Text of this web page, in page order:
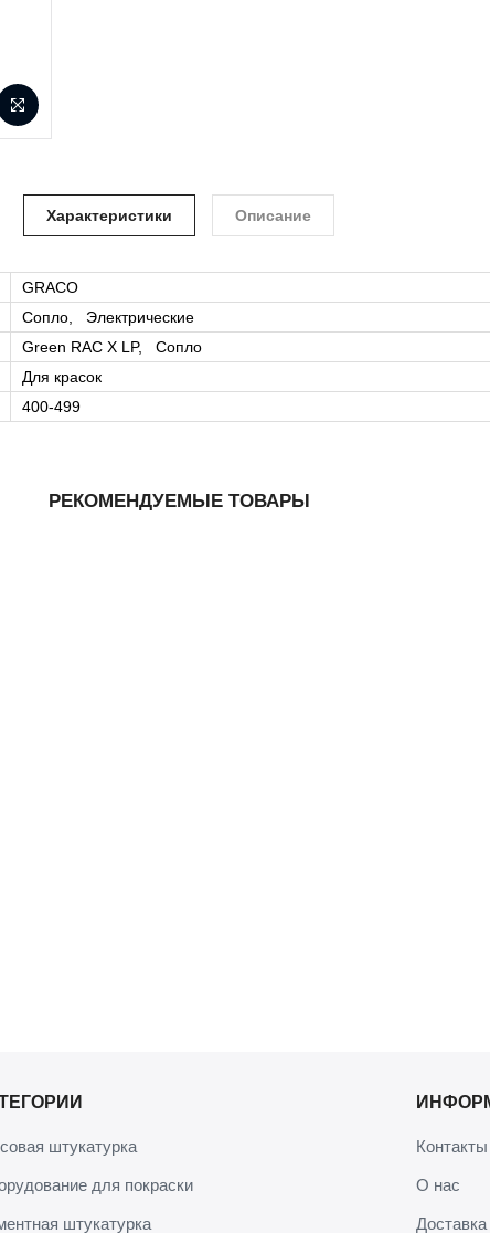
Характеристики Описание
GRACO
Сопло, Электрические
Green RAC X LP, Сопло
Для красок
400-499
РЕКОМЕНДУЕМЫЕ ТОВАРЫ
штукатурка
для покраски
штукатурка
Контакты
О нас
Доставка